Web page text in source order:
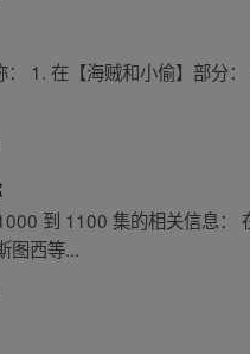
1. 在【海贼和小偷】部分
到 1100 集的相关信息
图西等...